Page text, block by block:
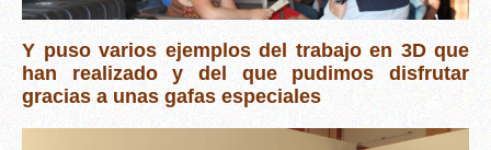
Y puso varios ejemplos del trabajo en 3D que
han realizado y del que pudimos disfrutar
gracias a unas gafas especiales